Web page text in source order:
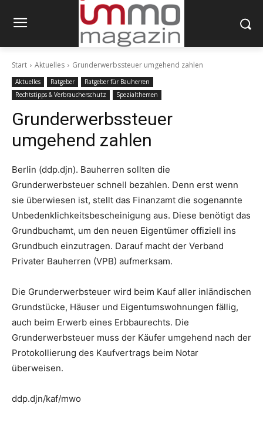
Start Aktuelles Grunderwerbssteuer umgehend zahlen
Aktuelles Ratgeber
Ratgeber für Bauherren
Rechtstipps & Verbraucherschutz
Spezialthemen
Grunderwerbssteuer
umgehend zahlen
Berlin (ddp.djn). Bauherren sollten die
Grunderwerbsteuer schnell bezahlen. Denn erst wenn
sie überwiesen ist, stellt das Finanzamt die sogenannte
Unbedenklichkeitsbescheinigung aus. Diese benötigt das
Grundbuchamt, um den neuen Eigentümer offiziell ins
Grundbuch einzutragen. Darauf macht der Verband
Privater Bauherren (VPB) aufmerksam.
Die Grunderwerbsteuer wird beim Kauf aller inländischen
Grundstücke, Häuser und Eigentumswohnungen fällig,
auch beim Erwerb eines Erbbaurechts. Die
Grunderwerbsteuer muss der Käufer umgehend nach der
Protokollierung des Kaufvertrags beim Notar
überweisen.
ddp.djn/kaf/mwo